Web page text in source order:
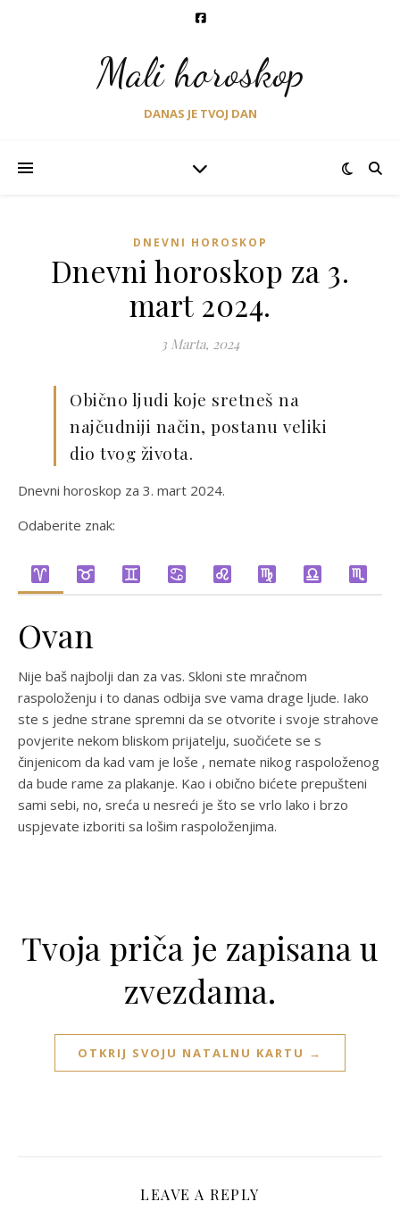
Mali horoskop
DANAS JE TVOJ DAN
DNEVNI HOROSKOP
Dnevni horoskop za 3.
mart 2024.
3 Marta, 2024
Obično ljudi koje sretneš na
najčudniji način, postanu veliki
dio tvog života.
Dnevni horoskop za 3. mart 2024.
Odaberite znak:
Ovan
Nije baš najbolji dan za vas. Skloni ste mračnom
raspoloženju i to danas odbija sve vama drage ljude. Iako
ste s jedne strane spremni da se otvorite i svoje strahove
povjerite nekom bliskom prijatelju, suočićete se s
činjenicom da kad vam je loše , nemate nikog raspoloženog
da bude rame za plakanje. Kao i obično bićete prepušteni
sami sebi, no, sreća u nesreći je što se vrlo lako i brzo
uspjevate izboriti sa lošim raspoloženjima.
Tvoja priča je zapisana u
zvezdama.
OTKRIJ SVOJU NATALNU KARTU →
LEAVE A REPLY